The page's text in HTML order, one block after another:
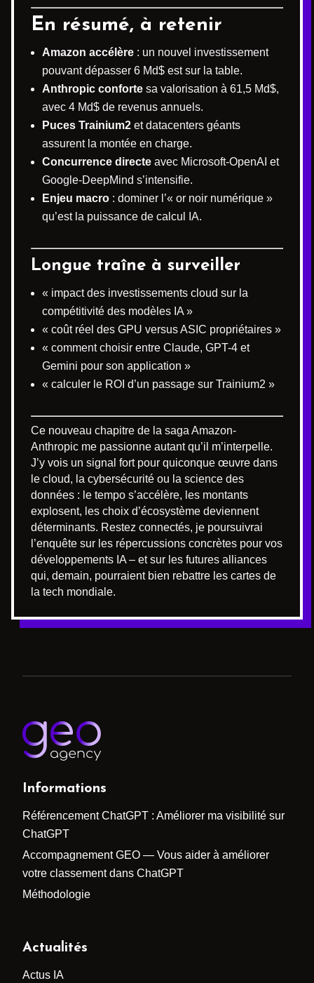
En résumé, à retenir
Amazon accélère : un nouvel investissement
pouvant dépasser 6 Md$ est sur la table.
Anthropic conforte sa valorisation à 61,5 Md$,
avec 4 Md$ de revenus annuels.
Puces Trainium2 et datacenters géants
assurent la montée en charge.
Concurrence directe avec Microsoft-OpenAI et
Google-DeepMind s’intensifie.
Enjeu macro : dominer l’« or noir numérique »
qu’est la puissance de calcul IA.
Longue traîne à surveiller
« impact des investissements cloud sur la
compétitivité des modèles IA »
« coût réel des GPU versus ASIC propriétaires »
« comment choisir entre Claude, GPT-4 et
Gemini pour son application »
« calculer le ROI d’un passage sur Trainium2 »
Ce nouveau chapitre de la saga Amazon-
Anthropic me passionne autant qu’il m’interpelle.
J’y vois un signal fort pour quiconque œuvre dans
le cloud, la cybersécurité ou la science des
données : le tempo s’accélère, les montants
explosent, les choix d’écosystème deviennent
déterminants. Restez connectés, je poursuivrai
l’enquête sur les répercussions concrètes pour vos
développements IA – et sur les futures alliances
qui, demain, pourraient bien rebattre les cartes de
la tech mondiale.
Informations
Référencement ChatGPT : Améliorer ma visibilité sur
ChatGPT
Accompagnement GEO — Vous aider à améliorer
votre classement dans ChatGPT
Méthodologie
Actualités
Actus IA